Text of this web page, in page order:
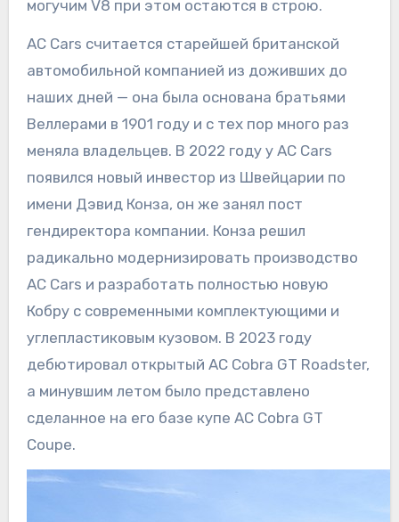
могучим V8 при этом остаются в строю.
AC Cars считается старейшей британской
автомобильной компанией из доживших до
наших дней — она была основана братьями
Веллерами в 1901 году и с тех пор много раз
меняла владельцев. В 2022 году у AC Cars
появился новый инвестор из Швейцарии по
имени Дэвид Конза, он же занял пост
гендиректора компании. Конза решил
радикально модернизировать производство
AC Cars и разработать полностью новую
Кобру с современными комплектующими и
углепластиковым кузовом. В 2023 году
дебютировал открытый AC Cobra GT Roadster,
а минувшим летом было представлено
сделанное на его базе купе AC Cobra GT
Coupe.